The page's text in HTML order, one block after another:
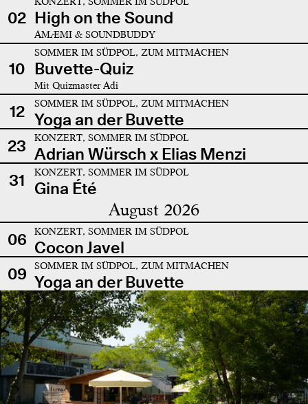
02 High on the Sound
AMÆMI & SOUNDBUDDY
10
SOMMER IM SÜDPOL, ZUM MITMACHEN
Buvette-Quiz
Mit Quizmaster Adi
12 SOMMER IM SÜDPOL, ZUM MITMACHEN
Yoga an der Buvette
23
KONZERT, SOMMER IM SÜDPOL
Adrian Würsch x Elias Menzi
31
KONZERT, SOMMER IM SÜDPOL
Gina Été
August 2026
06 KONZERT, SOMMER IM SÜDPOL
Cocon Javel
09
SOMMER IM SÜDPOL, ZUM MITMACHEN
Yoga an der Buvette